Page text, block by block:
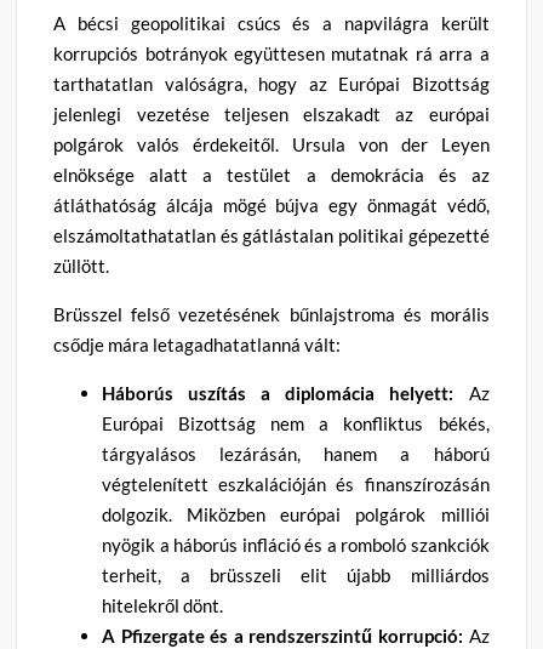
A bécsi geopolitikai csúcs és a napvilágra került
korrupciós botrányok együttesen mutatnak rá arra a
tarthatatlan valóságra, hogy az Európai Bizottság
jelenlegi vezetése teljesen elszakadt az európai
polgárok valós érdekeitől. Ursula von der Leyen
elnöksége alatt a testület a demokrácia és az
átláthatóság álcája mögé bújva egy önmagát védő,
elszámoltathatatlan és gátlástalan politikai gépezetté
züllött.
Brüsszel felső vezetésének bűnlajstroma és morális
csődje mára letagadhatatlanná vált:
Háborús uszítás a diplomácia helyett: Az
Európai Bizottság nem a konfliktus békés,
tárgyalásos lezárásán, hanem a háború
végtelenített eszkalációján és finanszírozásán
dolgozik. Miközben európai polgárok milliói
nyögik a háborús infláció és a romboló szankciók
terheit, a brüsszeli elit újabb milliárdos
hitelekről dönt.
A Pfizergate és a rendszerszintű korrupció: Az